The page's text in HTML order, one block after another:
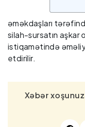
əməkdaşları
silah-sursatın aşkar
istiqamətində
etdirilir.
Xəbər